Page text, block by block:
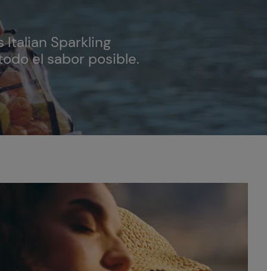
Italian Sparkling
el sabor posible.